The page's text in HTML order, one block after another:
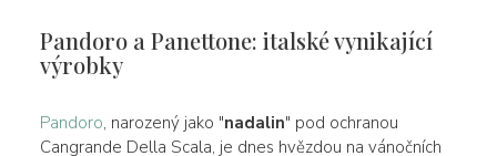
Pandoro a Panettone: italské vynikající
výrobky
Pandoro, narozený jako "nadalin" pod ochranou
Cangrande Della Scala, je dnes hvězdou na vánočních